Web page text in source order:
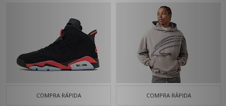
COMPRA RÁPIDA COMPRA RÁPIDA